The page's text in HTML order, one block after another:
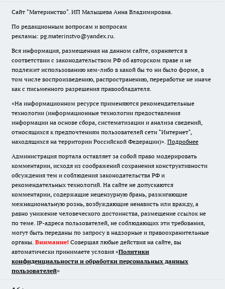
Сайт "Материнство". ИП Малышева Анна Владимировна.
По редакционным вопросам и вопросам
рекламы: pg.materinstvo@yandex.ru.
Вся информация, размещенная на данном сайте, охраняется в
соответствии с законодательством РФ об авторском праве и не
подлежит использованию кем-либо в какой бы то ни было форме, в
том числе воспроизведению, распространению, переработке не иначе
как с письменного разрешения правообладателя.
«На информационном ресурсе применяются рекомендательные
технологии (информационные технологии предоставления
информации на основе сбора, систематизации и анализа сведений,
относящихся к предпочтениям пользователей сети "Интернет",
находящихся на территории Российской Федерации)». Подробнее
Администрация портала оставляет за собой право модерировать
комментарии, исходя из соображений сохранения конструктивности
обсуждения тем и соблюдения законодательства РФ и
рекомендательных технологий. На сайте не допускаются
комментарии, содержащие нецензурную брань, разжигающие
межнациональную рознь, возбуждающие ненависть или вражду, а
равно унижение человеческого достоинства, размещение ссылок не
по теме. IP-адреса пользователей, не соблюдающих эти требования,
могут быть переданы по запросу в надзорные и правоохранительные
органы. Внимание! Совершая любые действия на сайте, вы
автоматически принимаете условия «Политики
конфиденциальности и обработки персональных данных
пользователей»